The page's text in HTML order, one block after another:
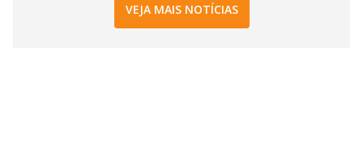
VEJA MAIS NOTÍCIAS